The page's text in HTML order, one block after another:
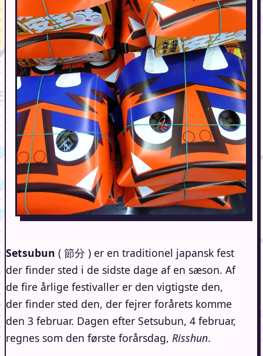
Setsubun ( 節分 ) er en traditionel japansk fest
der finder sted i de sidste dage af en sæson. Af
de fire årlige festivaller er den vigtigste den,
der finder sted den, der fejrer forårets komme
den 3 februar. Dagen efter Setsubun, 4 februar,
regnes som den første forårsdag, Risshun.